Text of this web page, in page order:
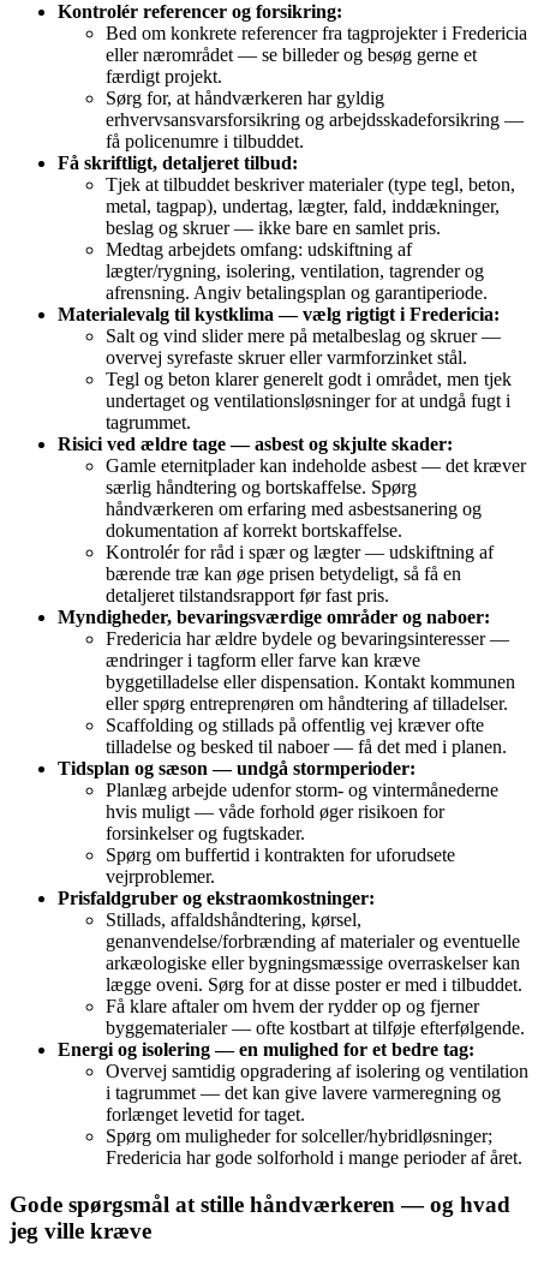
Kontrolér referencer og forsikring:
Bed om konkrete referencer fra tagprojekter i Fredericia
eller nærområdet — se billeder og besøg gerne et
færdigt projekt.
Sørg for, at håndværkeren har gyldig
erhvervsansvarsforsikring og arbejds­skadeforsikring —
få policenumre i tilbuddet.
Få skriftligt, detaljeret tilbud:
Tjek at tilbuddet beskriver materialer (type tegl, beton,
metal, tagpap), undertag, lægter, fald, inddækninger,
beslag og skruer — ikke bare en samlet pris.
Medtag arbejdets omfang: udskiftning af
lægter/rygning, isolering, ventilation, tagrender og
afrensning. Angiv betalingsplan og garantiperiode.
Materialevalg til kystklima — vælg rigtigt i Fredericia:
Salt og vind slider mere på metalbeslag og skruer —
overvej syrefaste skruer eller varmforzinket stål.
Tegl og beton klarer generelt godt i området, men tjek
undertaget og ventilationsløsninger for at undgå fugt i
tagrummet.
Risici ved ældre tage — asbest og skjulte skader:
Gamle eternitplader kan indeholde asbest — det kræver
særlig håndtering og bortskaffelse. Spørg
håndværkeren om erfaring med asbest­sanering og
dokumentation af korrekt bortskaffelse.
Kontrolér for råd i spær og lægter — udskiftning af
bærende træ kan øge prisen betydeligt, så få en
detaljeret tilstandsrapport før fast pris.
Myndigheder, bevaringsværdige områder og naboer:
Fredericia har ældre bydele og bevaringsinteresser —
ændringer i tagform eller farve kan kræve
byggetilladelse eller dispensation. Kontakt kommunen
eller spørg entreprenøren om håndtering af tilladelser.
Scaffolding og stillads på offentlig vej kræver ofte
tilladelse og besked til naboer — få det med i planen.
Tidsplan og sæson — undgå stormperioder:
Planlæg arbejde udenfor storm- og vintermånederne
hvis muligt — våde forhold øger risikoen for
forsinkelser og fugtskader.
Spørg om buffertid i kontrakten for uforudsete
vejrproblemer.
Prisfaldgruber og ekstraomkostninger:
Stillads, affaldshåndtering, kørsel,
genanvendelse/forbrænding af materialer og eventuelle
arkæologiske eller bygningsmæssige overraskelser kan
lægge oveni. Sørg for at disse poster er med i tilbuddet.
Få klare aftaler om hvem der rydder op og fjerner
byggematerialer — ofte kostbart at tilføje efterfølgende.
Energi og isolering — en mulighed for et bedre tag:
Overvej samtidig opgradering af isolering og ventilation
i tagrummet — det kan give lavere varmeregning og
forlænget levetid for taget.
Spørg om muligheder for solceller/hybridløsninger;
Fredericia har gode solforhold i mange perioder af året.
Gode spørgsmål at stille håndværkeren — og hvad
jeg ville kræve